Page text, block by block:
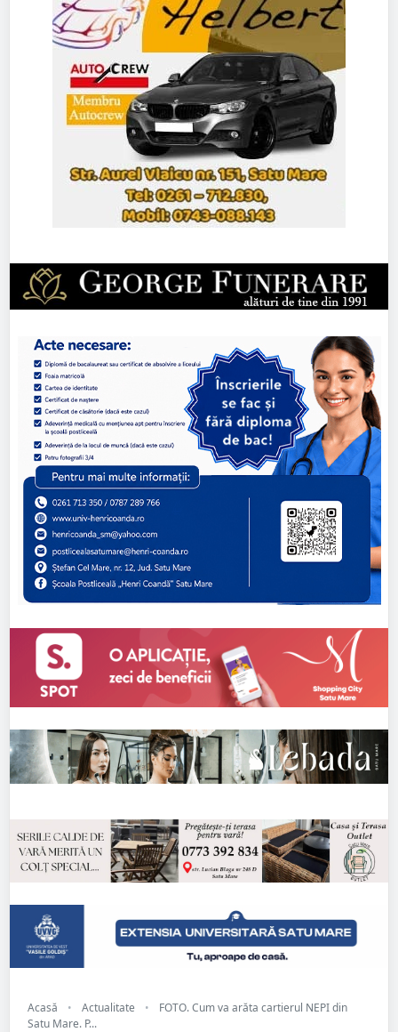
Acasă • Actualitate •
FOTO. Cum va arăta cartierul NEPI din
Satu Mare. P...